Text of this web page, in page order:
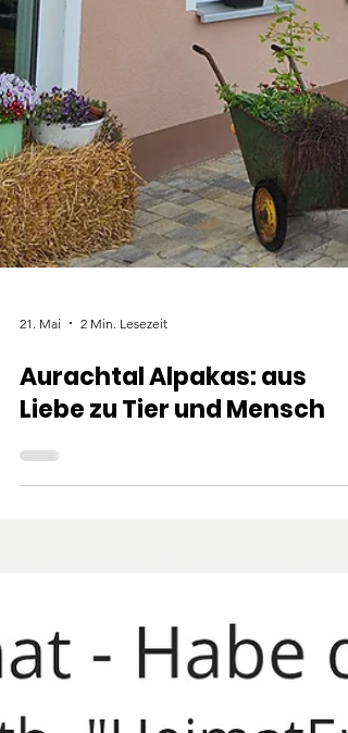
Aurachtal Alpakas: aus
Liebe zu Tier und Mensch